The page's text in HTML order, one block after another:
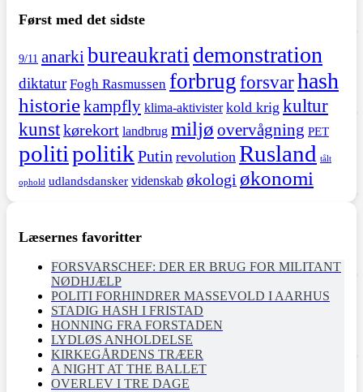
Først med det sidste
9/11 anarki bureaukrati demonstration
diktatur Fogh Rasmussen forbrugforsvarhash
historiekampfly klima-aktivister kold krig kultur
kunstkørekort landbrug miljø overvågning PET
politipolitik Putin revolution Rusland tålt
ophold udlandsdansker videnskab økologi økonomi
Læsernes favoritter
FORSVARSCHEF: DER ER BRUG FOR MILITANT
NØDHJÆLP
POLITI FORHINDRER MASSEVOLD I AARHUS
STADIG HASH I FRISTAD
HONNING FRA FORSTADEN
LYDLØS ANHOLDELSE
KIRKEGÅRDENS TRÆER
A NIGHT AT THE BALLET
OVERLEV I TRE DAGE